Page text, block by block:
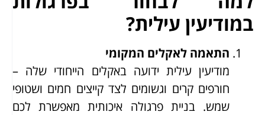
במודיעין עילית?
התאמה לאקלים המקומי
מודיעין עילית ידועה באקלים הייחודי שלה –
חורפים קרים וגשומים לצד קייצים חמים ושטופי
שמש. בניית פרגולה איכותית מאפשרת לכם